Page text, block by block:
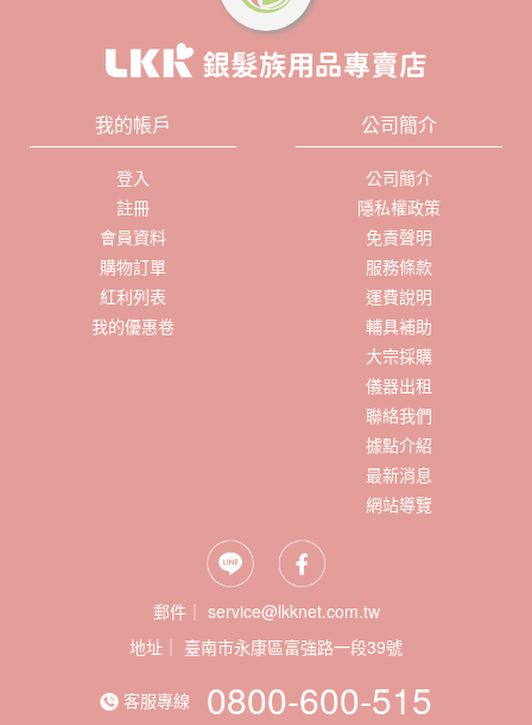
我的帳戶
登入
註冊
會員資料
購物訂單
紅利列表
我的優惠卷
公司簡介
公司簡介
隱私權政策
免責聲明
服務條款
運費說明
輔具補助
大宗採購
儀器出租
聯絡我們
據點介紹
最新消息
網站導覽
郵件｜ service@lkknet.com.tw
地址｜
客服專線 0800-600-515